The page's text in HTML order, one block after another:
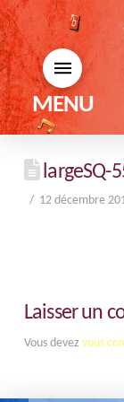
MENU
largeSQ-
12 décembre
Laisser un
Vous devez vous